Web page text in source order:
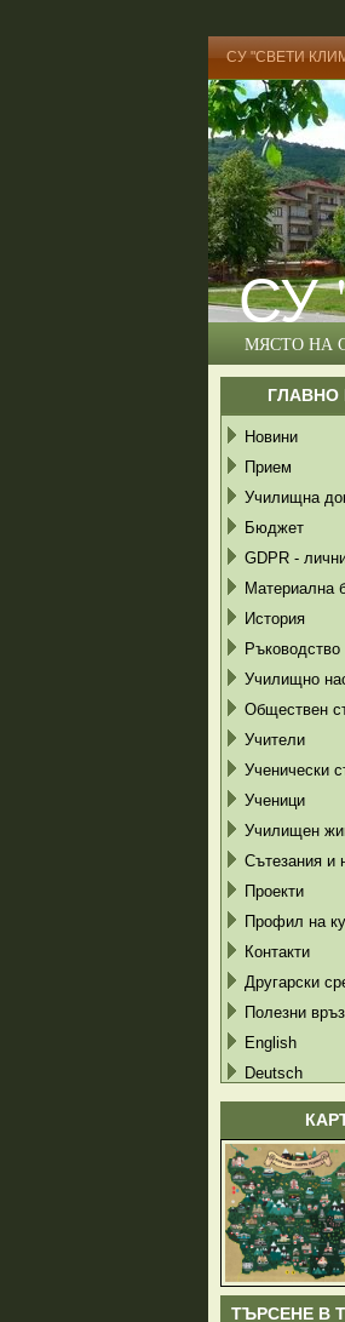
СУ "СВЕТИ
СУ
МЯСТО НА
Новини
Прием
Училищна
Бюджет
GDPR -
Материална
История
Ръководство
Училищно
Обществен
Учители
Ученически
Ученици
Училищен
Сътезания и
Проекти
Профил на
Контакти
Другарски
Полезни
English
Deutsch
ТЪРСЕНЕ В